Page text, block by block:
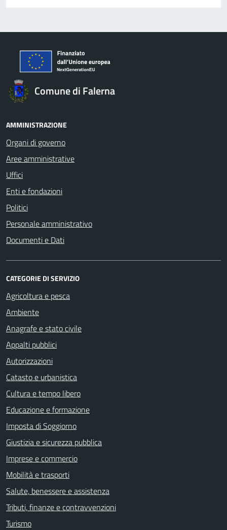
Comune di Falerna
AMMINISTRAZIONE
Organi di governo
Aree amministrative
Uffici
Enti e fondazioni
Politici
Personale amministrativo
Documenti e Dati
CATEGORIE DI SERVIZIO
Agricoltura e pesca
Ambiente
Anagrafe e stato civile
Appalti pubblici
Autorizzazioni
Catasto e urbanistica
Cultura e tempo libero
Educazione e formazione
Imposta di Soggiorno
Giustizia e sicurezza pubblica
Imprese e commercio
Mobilità e trasporti
Salute, benessere e assistenza
Tributi, finanze e contravvenzioni
Turismo